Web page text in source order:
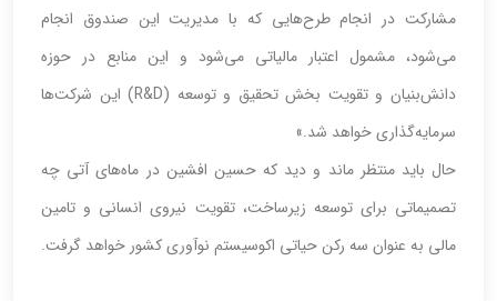
مشارکت در انجام طرح‌هایی که با مدیریت این صندوق انجام
می‌شود، مشمول اعتبار مالیاتی می‌شود و این منابع در حوزه
دانش‌بنیان و تقویت بخش تحقیق و توسعه (R&D) این شرکت‌ها
سرمایه‌گذاری خواهد شد.»
حال باید منتظر ماند و دید که حسین افشین در ماه‌های آتی چه
تصمیماتی برای توسعه زیرساخت، تقویت نیروی انسانی و تامین
مالی به عنوان سه رکن حیاتی اکوسیستم نوآوری کشور خواهد گرفت.